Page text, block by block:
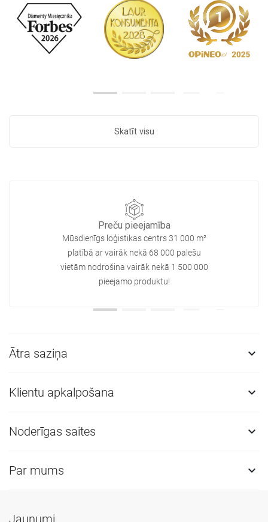
Skatīt visu
Preču pieejamība
Mūsdienīgs loģistikas centrs 31 000 m²
platībā ar vairāk nekā 68 000 palešu
vietām nodrošina vairāk nekā 1 500 000
pieejamo produktu!
Ātra saziņa 
Klientu apkalpošana 
Noderīgas saites 
Par mums 
Jaunumi